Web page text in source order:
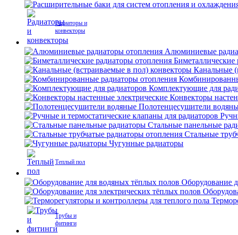
Радиаторы и
конвекторы
Алюминиевые
Биметаллические
Канальные
Комплектующие для
Конвекторы
Полотенцесушители
Стальные панельные
Стальные
Чугунные радиаторы
Теплый пол
Оборудование
Трубы и
фитинги